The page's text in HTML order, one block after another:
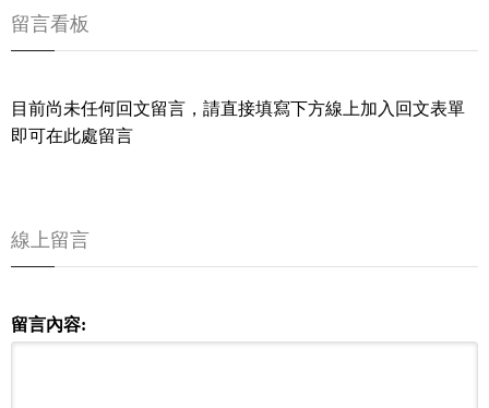
留言看板
目前尚未任何回文留言，請直接填寫下方線上加入回文表單
即可在此處留言
線上留言
留言內容: